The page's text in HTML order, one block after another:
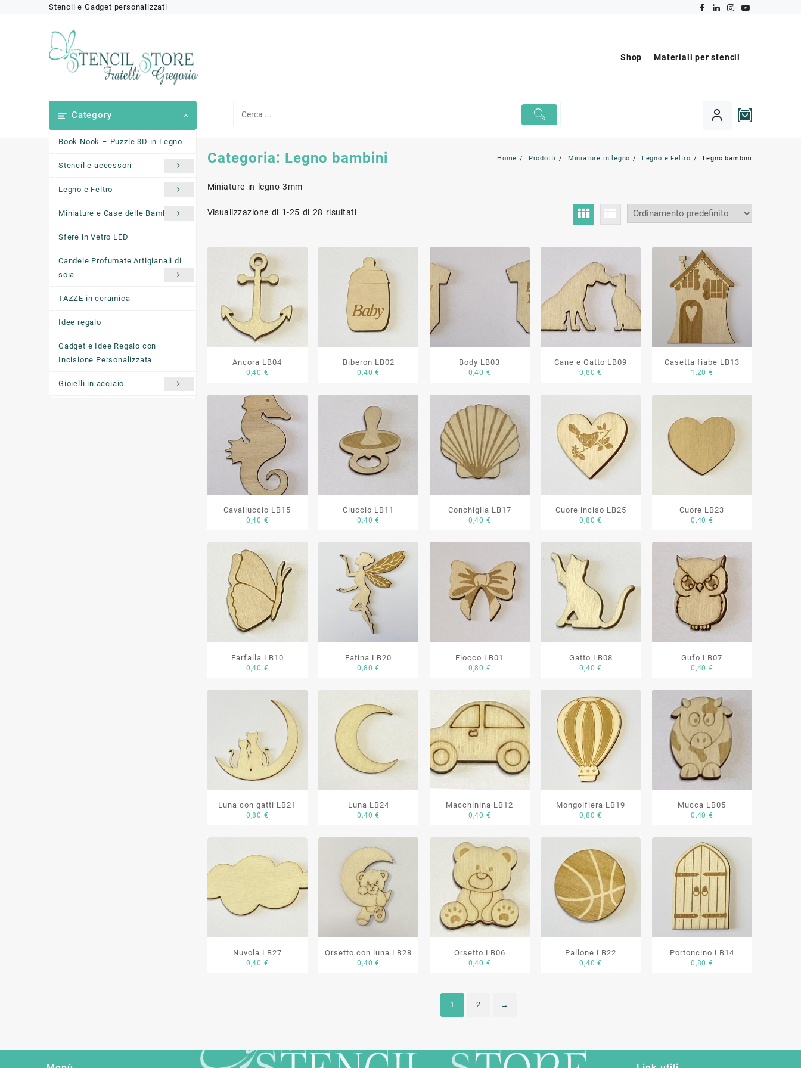
Stencil e Gadget personalizzati
Shop Materiali per stencil
Category
Book Nook – Puzzle 3D in Legno
Stencil e accessori
Legno e Feltro
Miniature e Case delle Bambole
Sfere in Vetro LED
Candele Profumate Artigianali di
soia
TAZZE in ceramica
Idee regalo
Gadget e Idee Regalo con
Incisione Personalizzata
Gioielli in acciaio
Categoria: Legno bambini Home Prodotti Miniature in legno Legno e Feltro Legno bambini
Miniature in legno 3mm
Visualizzazione di 1-25 di 28 risultati
Ancora LB04
0,40 €
Biberon LB02
0,40€
Body LB03
0,40 €
Cane e Gatto LB09
0,80€
Casetta fiabe LB13
1,20 €
Cavalluccio LB15
0,40 €
Ciuccio LB11
0,40€
Conchiglia LB17
0,40 €
Cuore inciso LB25
0,80€
Cuore LB23
0,40 €
Farfalla LB10
0,40 €
Fatina LB20
0,80€
Fiocco LB01
0,80 €
Gatto LB08
0,40€
Gufo LB07
0,40 €
Luna con gatti LB21
0,80 €
Luna LB24
0,40€
Macchinina LB12
0,40 €
Mongolfiera LB19
0,80€
Mucca LB05
0,40 €
Nuvola LB27
0,40 €
Orsetto con luna LB28
0,40€
Orsetto LB06
0,40 €
Pallone LB22
0,40€
Portoncino LB14
0,80 €
1 2 →